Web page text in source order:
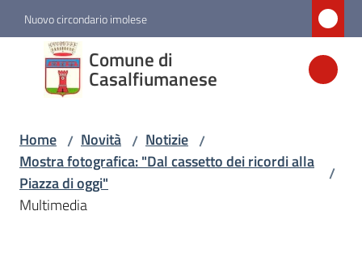
Vai al contenuto
Vai alla navigazione
Vai al footer
Nuovo circondario imolese
Comune di
Casalfiumanese
Comune di
Casalfiumanese
Amministrazione
Novità
Menu selezionato
Home / Novità / Notizie /
Mostra fotografica: "Dal cassetto dei ricordi alla
Piazza di oggi"
/
Multimedia